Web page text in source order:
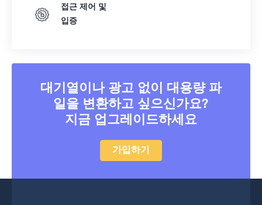
접근 제어 및
입증
대기열이나 광고 없이 대용량 파
일을 변환하고 싶으신가요?
지금 업그레이드하세요
가입하기